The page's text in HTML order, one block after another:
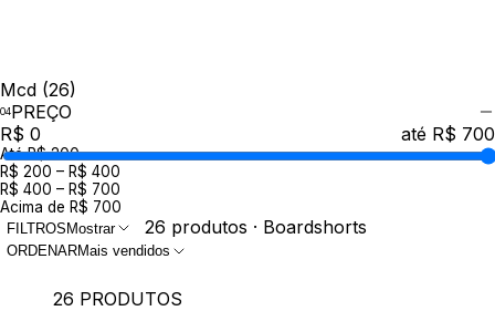
Mcd (26)
PREÇO
R$ 0
até R$ 700
Até R$ 200
R$ 200 – R$ 400
R$ 400 – R$ 700
Acima de R$ 700
FILTROS Mostrar 26 produtos · Boardshorts
ORDENARMais vendidos
26 PRODUTOS